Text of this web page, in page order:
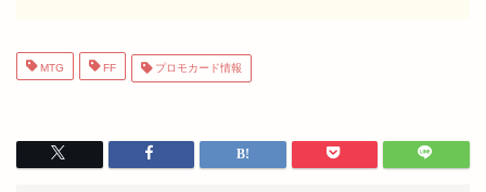
MTG FF プロモカード情報